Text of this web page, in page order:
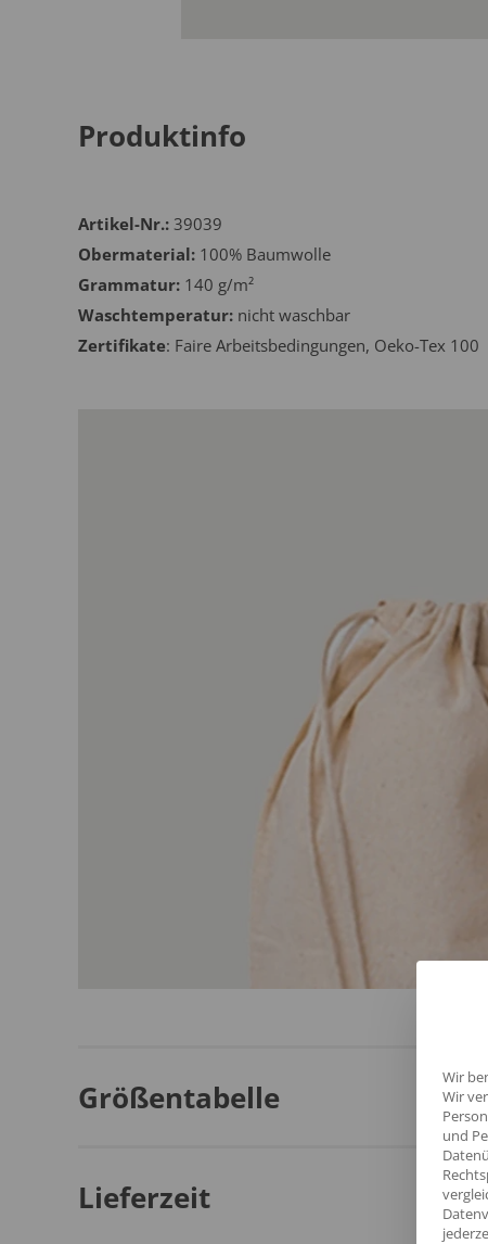
Produktinfo
Artikel-Nr.: 39039
Obermaterial: 100% Baumwolle
Grammatur: 140 g/m²
Waschtemperatur: nicht waschbar
Zertifikate: Faire Arbeitsbedingungen, Oeko-Tex 100
Größentabelle
Lieferzeit
Wir
Wir
und